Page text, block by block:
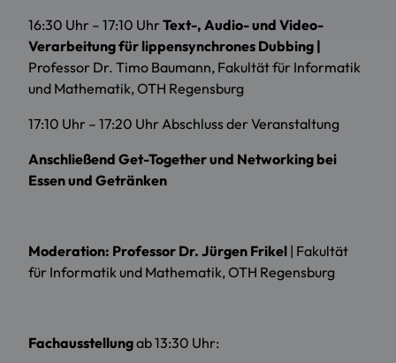
16:30 Uhr – 17:10 Uhr Text-, Audio- und Video-
Verarbeitung für lippensynchrones Dubbing |
Professor Dr. Timo Baumann, Fakultät für Informatik
und Mathematik, OTH Regensburg
17:10 Uhr – 17:20 Uhr Abschluss der Veranstaltung
Anschließend Get-Together und Networking bei
Essen und Getränken
Moderation: Professor Dr. Jürgen Frikel | Fakultät
für Informatik und Mathematik, OTH Regensburg
Fachausstellungab 13:30 Uhr: